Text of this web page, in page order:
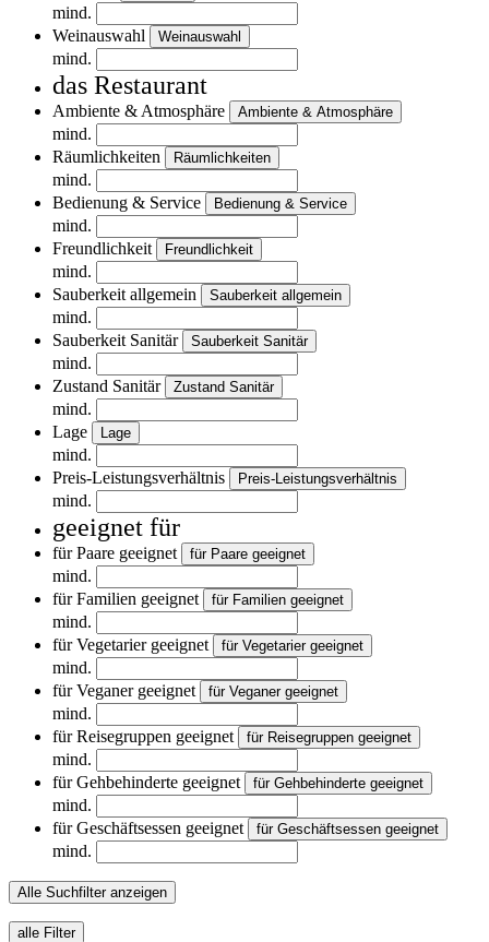
mind.
Weinauswahl
Weinauswahl
mind.
das Restaurant
Ambiente & Atmosphäre Ambiente & Atmosphäre
mind.
Räumlichkeiten
Räumlichkeiten
mind.
Bedienung & Service
Bedienung & Service
mind.
Freundlichkeit
Freundlichkeit
mind.
Sauberkeit allgemein
Sauberkeit allgemein
mind.
Sauberkeit Sanitär
Sauberkeit Sanitär
mind.
Zustand Sanitär
Zustand Sanitär
mind.
Lage
Lage
mind.
Preis-Leistungsverhältnis
Preis-Leistungsverhältnis
mind.
geeignet für
für Paare geeignet für Paare geeignet
mind.
für Familien geeignet
für Familien geeignet
mind.
für Vegetarier geeignet
für Vegetarier geeignet
mind.
für Veganer geeignet
für Veganer geeignet
mind.
für Reisegruppen geeignet
für Reisegruppen geeignet
mind.
für Gehbehinderte geeignet
für Gehbehinderte geeignet
mind.
für Geschäftsessen geeignet
für Geschäftsessen geeignet
mind.
Alle Suchfilter anzeigen
alle Filter